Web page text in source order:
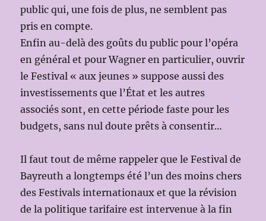
public qui, une fois de plus, ne semblent pas
pris en compte.
Enfin au-delà des goûts du public pour l’opéra
en général et pour Wagner en particulier, ouvrir
le Festival « aux jeunes » suppose aussi des
investissements que l’État et les autres
associés sont, en cette période faste pour les
budgets, sans nul doute prêts à consentir…
Il faut tout de même rappeler que le Festival de
Bayreuth a longtemps été l’un des moins chers
des Festivals internationaux et que la révision
de la politique tarifaire est intervenue à la fin